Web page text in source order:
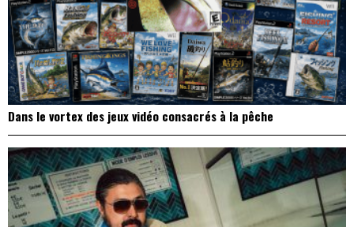
Dans le vortex des jeux vidéo consacrés à la pêche